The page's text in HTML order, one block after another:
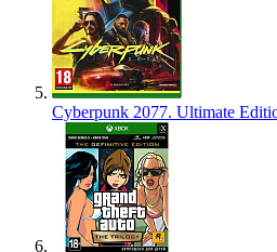
Cyberpunk 2077. Ultimate